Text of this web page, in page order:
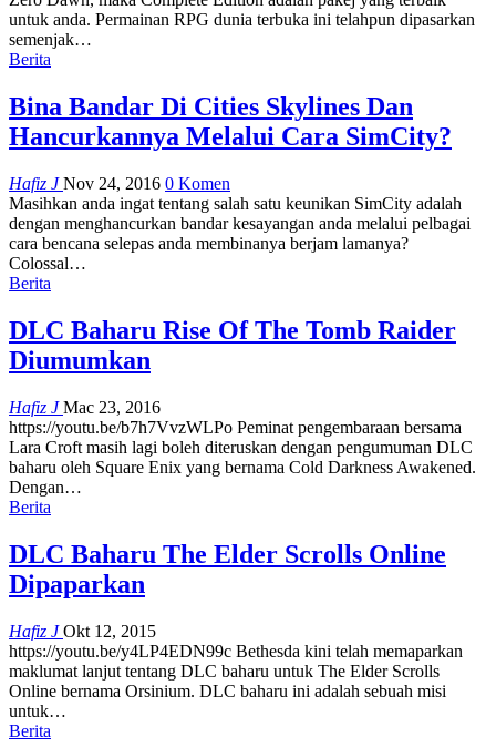
untuk anda. Permainan RPG dunia terbuka ini telahpun dipasarkan
semenjak…
Berita
Bina Bandar Di Cities Skylines Dan
Hancurkannya Melalui Cara SimCity?
Hafiz JNov 24, 2016 0 Komen
Masihkan anda ingat tentang salah satu keunikan SimCity adalah
dengan menghancurkan bandar kesayangan anda melalui pelbagai
cara bencana selepas anda membinanya berjam lamanya?
Colossal…
Berita
DLC Baharu Rise Of The Tomb Raider
Diumumkan
Hafiz JMac 23, 2016
https://youtu.be/b7h7VvzWLPo Peminat pengembaraan bersama
Lara Croft masih lagi boleh diteruskan dengan pengumuman DLC
baharu oleh Square Enix yang bernama Cold Darkness Awakened.
Dengan…
Berita
DLC Baharu The Elder Scrolls Online
Dipaparkan
Hafiz JOkt 12, 2015
https://youtu.be/y4LP4EDN99c Bethesda kini telah memaparkan
maklumat lanjut tentang DLC baharu untuk The Elder Scrolls
Online bernama Orsinium. DLC baharu ini adalah sebuah misi
untuk…
Berita